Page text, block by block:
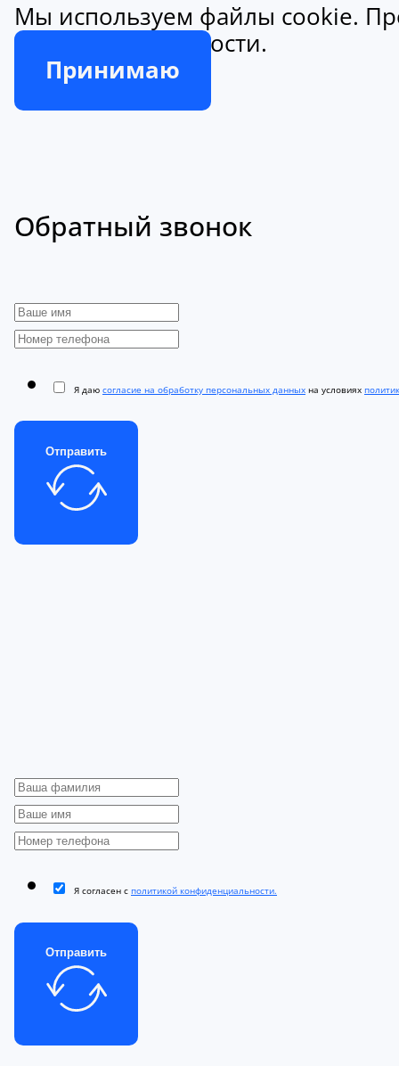
Мы используем файлы cookie.
конфиденциальности.
Принимаю
Обратный звонок
Я даю согласие на обработку персональных данных на условиях
Отправить
Я согласен с политикой конфиденциальности.
Отправить